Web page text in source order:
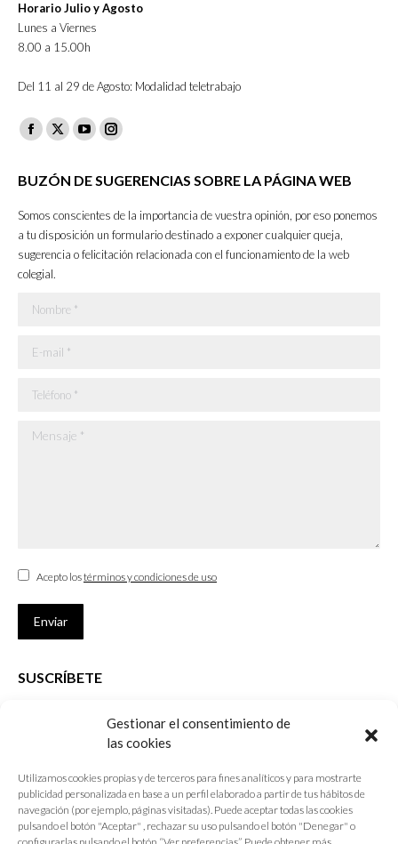
Gestionar el consentimiento de
las cookies
Utilizamos cookies propias y de terceros para fines analíticos y para mostrarte
publicidad personalizada en base a un perfil elaborado a partir de tus hábitos de
navegación (por ejemplo, páginas visitadas). Puede aceptar todas las cookies
pulsando el botón "Aceptar" , rechazar su uso pulsando el botón "Denegar" o
Horario Julio y Agosto
Lunes a Viernes
8.00 a 15.00h
Del 11 al 29 de Agosto: Modalidad teletrabajo
Facebook
opens
new
window
X
opens
new
window
YouTube
opens
new
window
Instagram
opens
in
new
window
BUZÓN DE SUGERENCIAS SOBRE LA PÁGINA WEB
Somos conscientes de la importancia de vuestra opinión, por eso ponemos
a tu disposición un formulario destinado a exponer cualquier queja,
sugerencia o felicitación relacionada con el funcionamiento de la web
colegial.
Nombre *
E-mail *
Teléfono *
Mensaje *
Acepto lostérminos y condiciones de uso
Enviar
SUSCRÍBETE
que desarrolla el Colegio de Arquitectos de Cádiz
E-mail *